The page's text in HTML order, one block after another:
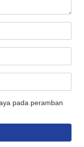
pada peramban